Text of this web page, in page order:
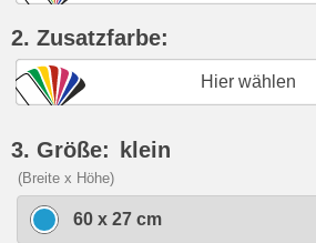
2. Zusatzfarbe:
Hier wählen
3. Größe: klein
(Breite x Höhe)
60 x 27 cm